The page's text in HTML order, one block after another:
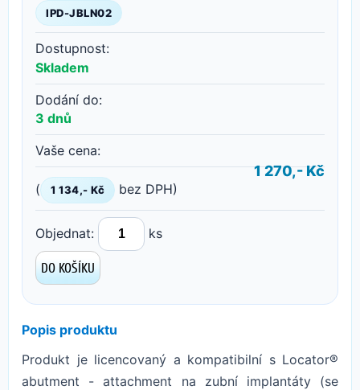
IPD-JBLN02
Dostupnost:
Skladem
Dodání do:
3 dnů
Vaše cena:
1 270,- Kč
( 1 134,- Kč bez DPH)
Objednat: ks
Popis produktu
Produkt je licencovaný a kompatibilní s Locator®
abutment - attachment na zubní implantáty (se